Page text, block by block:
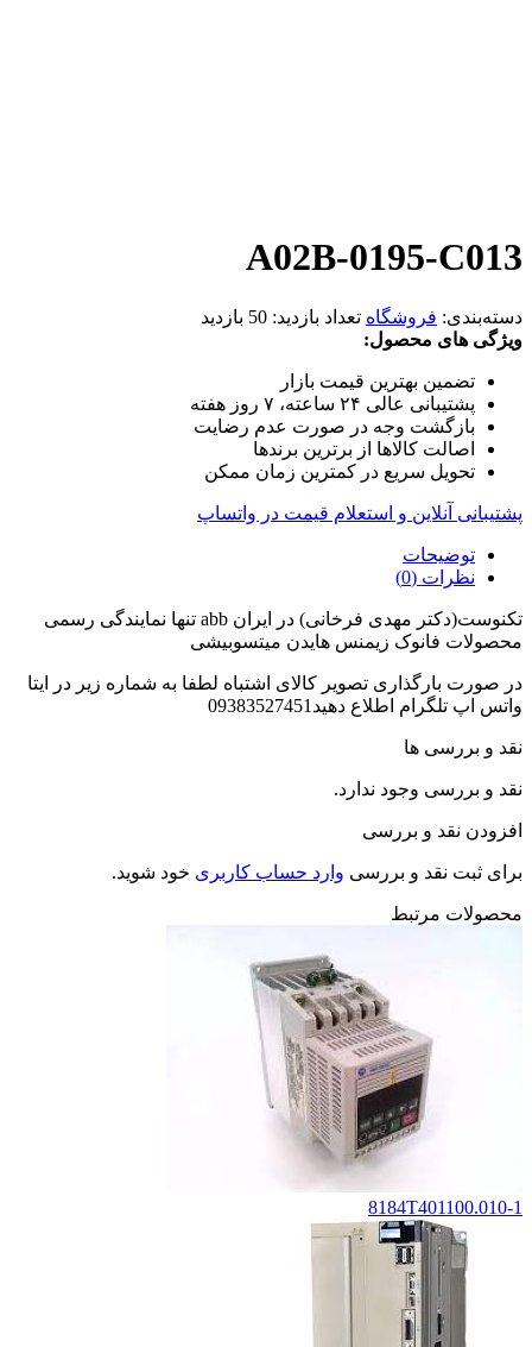
A02B-0195-C013
دسته‌بندی: فروشگاه تعداد بازدید: 50 بازدید
ویژگی های محصول:
تضمین بهترین قیمت بازار
پشتیبانی عالی ۲۴ ساعته، ۷ روز هفته
بازگشت وجه در صورت عدم رضایت
اصالت کالاها از برترین برندها
تحویل سریع در کمترین زمان ممکن
پشتیبانی آنلاین و استعلام قیمت در واتساپ
توضیحات
نظرات (0)
تکنوست(دکتر مهدی فرخانی) در ایران abb تنها نمایندگی رسمی
محصولات فانوک زیمنس هایدن میتسوبیشی
در صورت بارگذاری تصویر کالای اشتباه لطفا به شماره زیر در ایتا
واتس اپ تلگرام اطلاع دهید09383527451
نقد و بررسی ها
نقد و بررسی وجود ندارد.
افزودن نقد و بررسی
برای ثبت نقد و بررسی وارد حساب کاربری خود شوید.
محصولات مرتبط
8184T401100.010-1